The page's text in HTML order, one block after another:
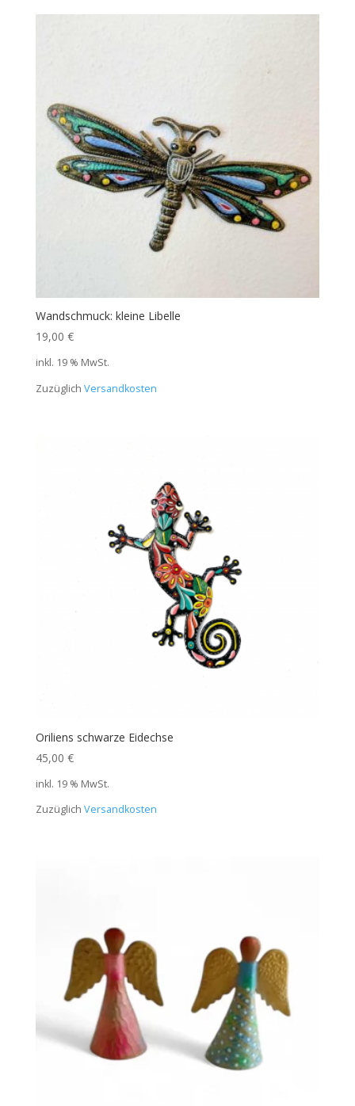
Wandschmuck: kleine Libelle
19,00 €
inkl. 19 % MwSt.
Zuzüglich Versandkosten
Oriliens schwarze Eidechse
45,00 €
inkl. 19 % MwSt.
Zuzüglich Versandkosten